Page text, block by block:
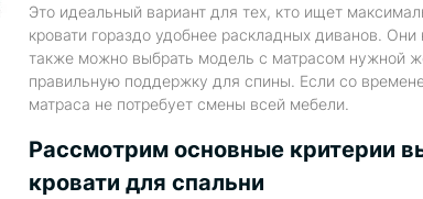
Это идеальный вариант для тех, кто ищет
кровати гораздо удобнее раскладных диванов.
также можно выбрать модель с матрасом нужной
правильную поддержку для спины. Если со
матраса не потребует смены всей мебели.
Рассмотрим основные критерии
кровати для спальни